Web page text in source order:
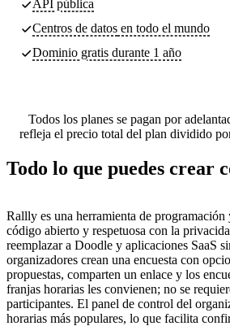
API pública
Centros de datos en todo el mundo
Dominio gratis durante 1 año
Todos los planes se pagan por
refleja el precio total del plan dividido
Todo lo que puedes crear
Rallly es una herramienta de programación
código abierto y respetuosa con la
reemplazar a Doodle y aplicaciones SaaS
organizadores crean una encuesta con
propuestas, comparten un enlace y los
franjas horarias les convienen; no se
participantes. El panel de control del
horarias más populares, lo que facilita